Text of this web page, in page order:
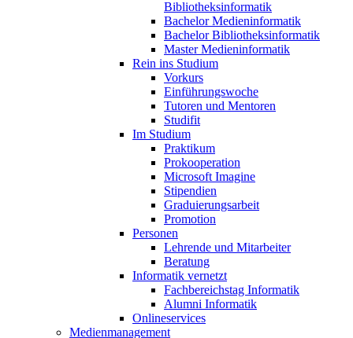
Bibliotheksinformatik
Bachelor Medieninformatik
Bachelor Bibliotheksinformatik
Master Medieninformatik
Rein ins Studium
Vorkurs
Einführungswoche
Tutoren und Mentoren
Studifit
Im Studium
Praktikum
Prokooperation
Microsoft Imagine
Stipendien
Graduierungsarbeit
Promotion
Personen
Lehrende und Mitarbeiter
Beratung
Informatik vernetzt
Fachbereichstag Informatik
Alumni Informatik
Onlineservices
Medienmanagement